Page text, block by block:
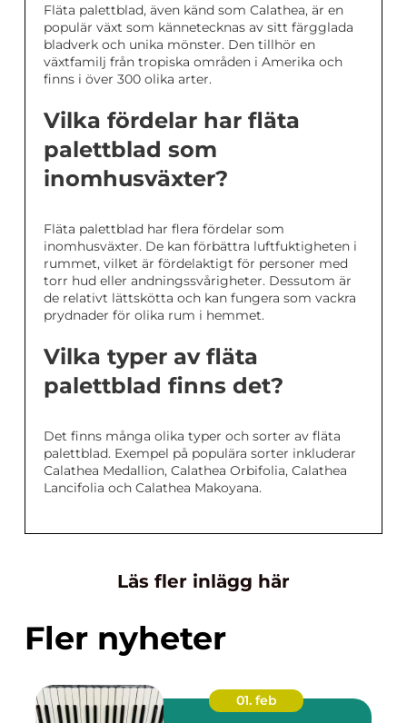
Fläta palettblad, även känd som Calathea, är en
populär växt som kännetecknas av sitt färgglada
bladverk och unika mönster. Den tillhör en
växtfamilj från tropiska områden i Amerika och
finns i över 300 olika arter.
Vilka fördelar har fläta
palettblad som
inomhusväxter?
Fläta palettblad har flera fördelar som
inomhusväxter. De kan förbättra luftfuktigheten i
rummet, vilket är fördelaktigt för personer med
torr hud eller andningssvårigheter. Dessutom är
de relativt lättskötta och kan fungera som vackra
prydnader för olika rum i hemmet.
Vilka typer av fläta
palettblad finns det?
Det finns många olika typer och sorter av fläta
palettblad. Exempel på populära sorter inkluderar
Calathea Medallion, Calathea Orbifolia, Calathea
Lancifolia och Calathea Makoyana.
Läs fler inlägg här
Fler nyheter
01. feb